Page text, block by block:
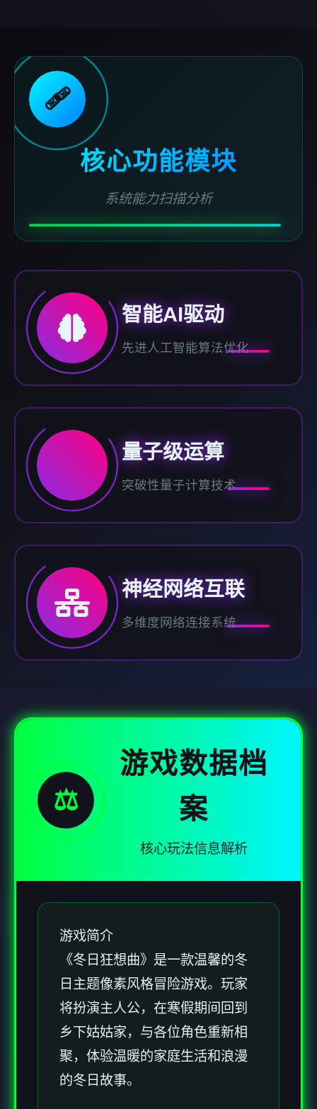
🩹
核心功能模块
系统能力扫描分析
智能AI驱动
先进人工智能算法优化
量子级运算
突破性量子计算技术
神经网络互联
多维度网络连接系统
⚖️
游戏数据档
案
核心玩法信息解析
游戏简介
《冬日狂想曲》是一款温馨的冬
日主题像素风格冒险游戏。玩家
将扮演主人公，在寒假期间回到
乡下姑姑家，与各位角色重新相
聚，体验温暖的家庭生活和浪漫
的冬日故事。